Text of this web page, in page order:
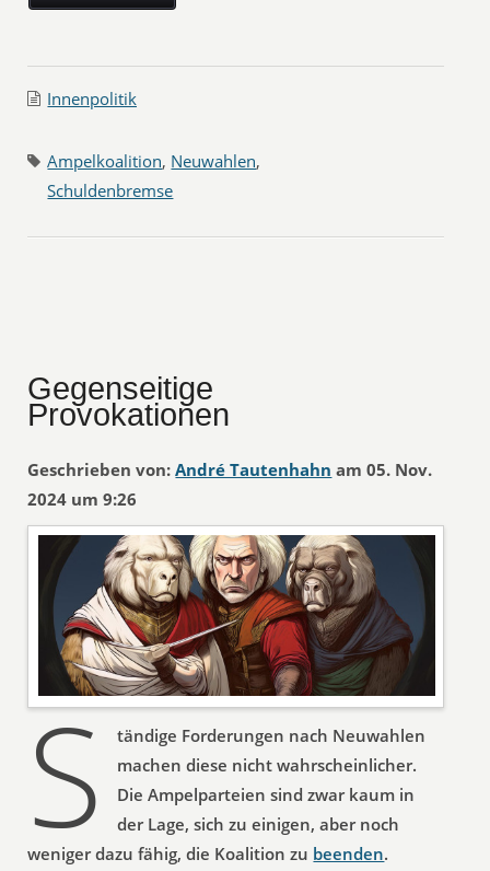
Innenpolitik
Ampelkoalition, Neuwahlen,
Schuldenbremse
Gegenseitige
Provokationen
Geschrieben von: André Tautenhahn am 05. Nov.
2024 um 9:26
S
tändige Forderungen nach Neuwahlen
machen diese nicht wahrscheinlicher.
Die Ampelparteien sind zwar kaum in
der Lage, sich zu einigen, aber noch
weniger dazu fähig, die Koalition zu beenden.